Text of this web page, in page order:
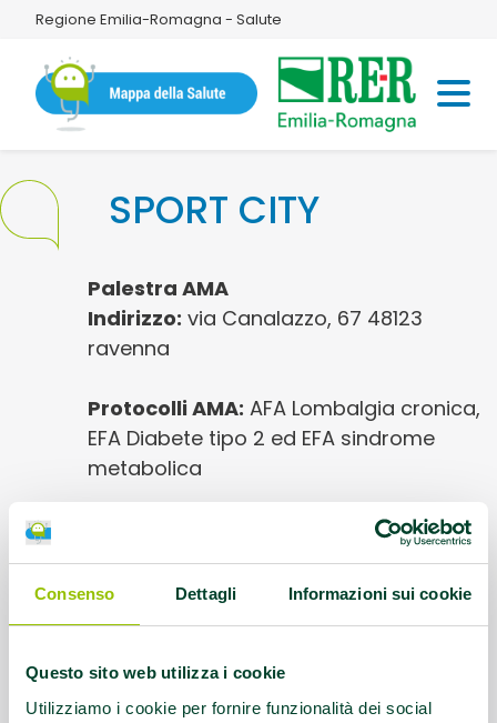
Consenso Dettagli Informazioni sui cookie
Questo sito web utilizza i cookie
Utilizziamo i cookie per fornire funzionalità dei social
Regione Emilia-Romagna - Salute
SPORT CITY
Palestra AMA
Indirizzo: via Canalazzo, 67 48123
ravenna
Protocolli AMA: AFA Lombalgia cronica,
EFA Diabete tipo 2 ed EFA sindrome
metabolica
lun e giov 17.00/18.00 mart e
ven 9.30/10.30 - 10.30/11.30 - 16.00/17.00
Referente:
Contatti: Zanardi Alan - Bonetti